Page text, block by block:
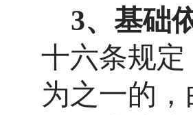
3、 基础
十六条规定
为之一的